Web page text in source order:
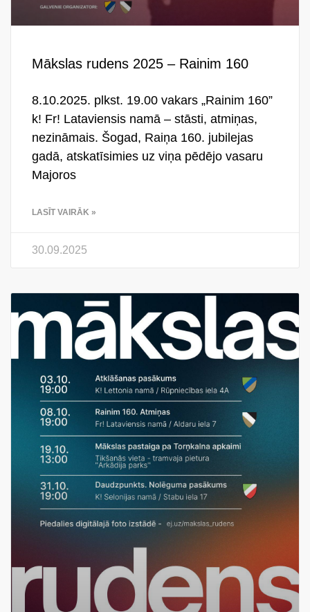
Mākslas rudens 2025 – Rainim 160
8.10.2025. plkst. 19.00 vakars „Rainim 160”
k! Fr! Lataviensis namā – stāsti, atmiņas,
nezināmais. Šogad, Raiņa 160. jubilejas
gadā, atskatīsimies uz viņa pēdējo vasaru
Majoros
LASĪT VAIRĀK »
30.09.2025